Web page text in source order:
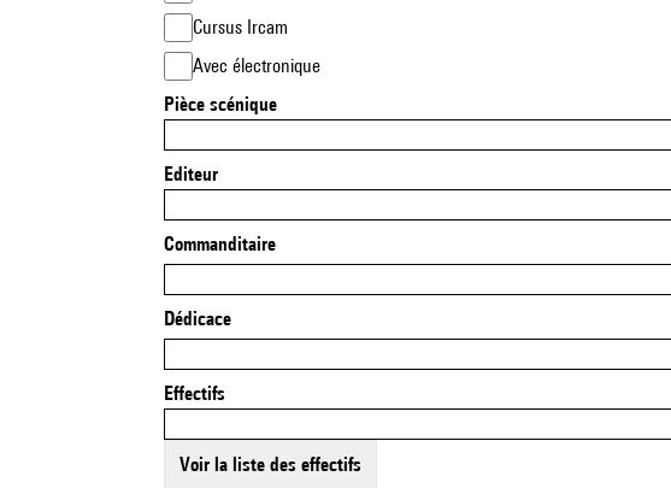
Cursus Ircam
Avec électronique
Pièce scénique
Editeur
Commanditaire
Dédicace
Effectifs
Voir la liste des effectifs